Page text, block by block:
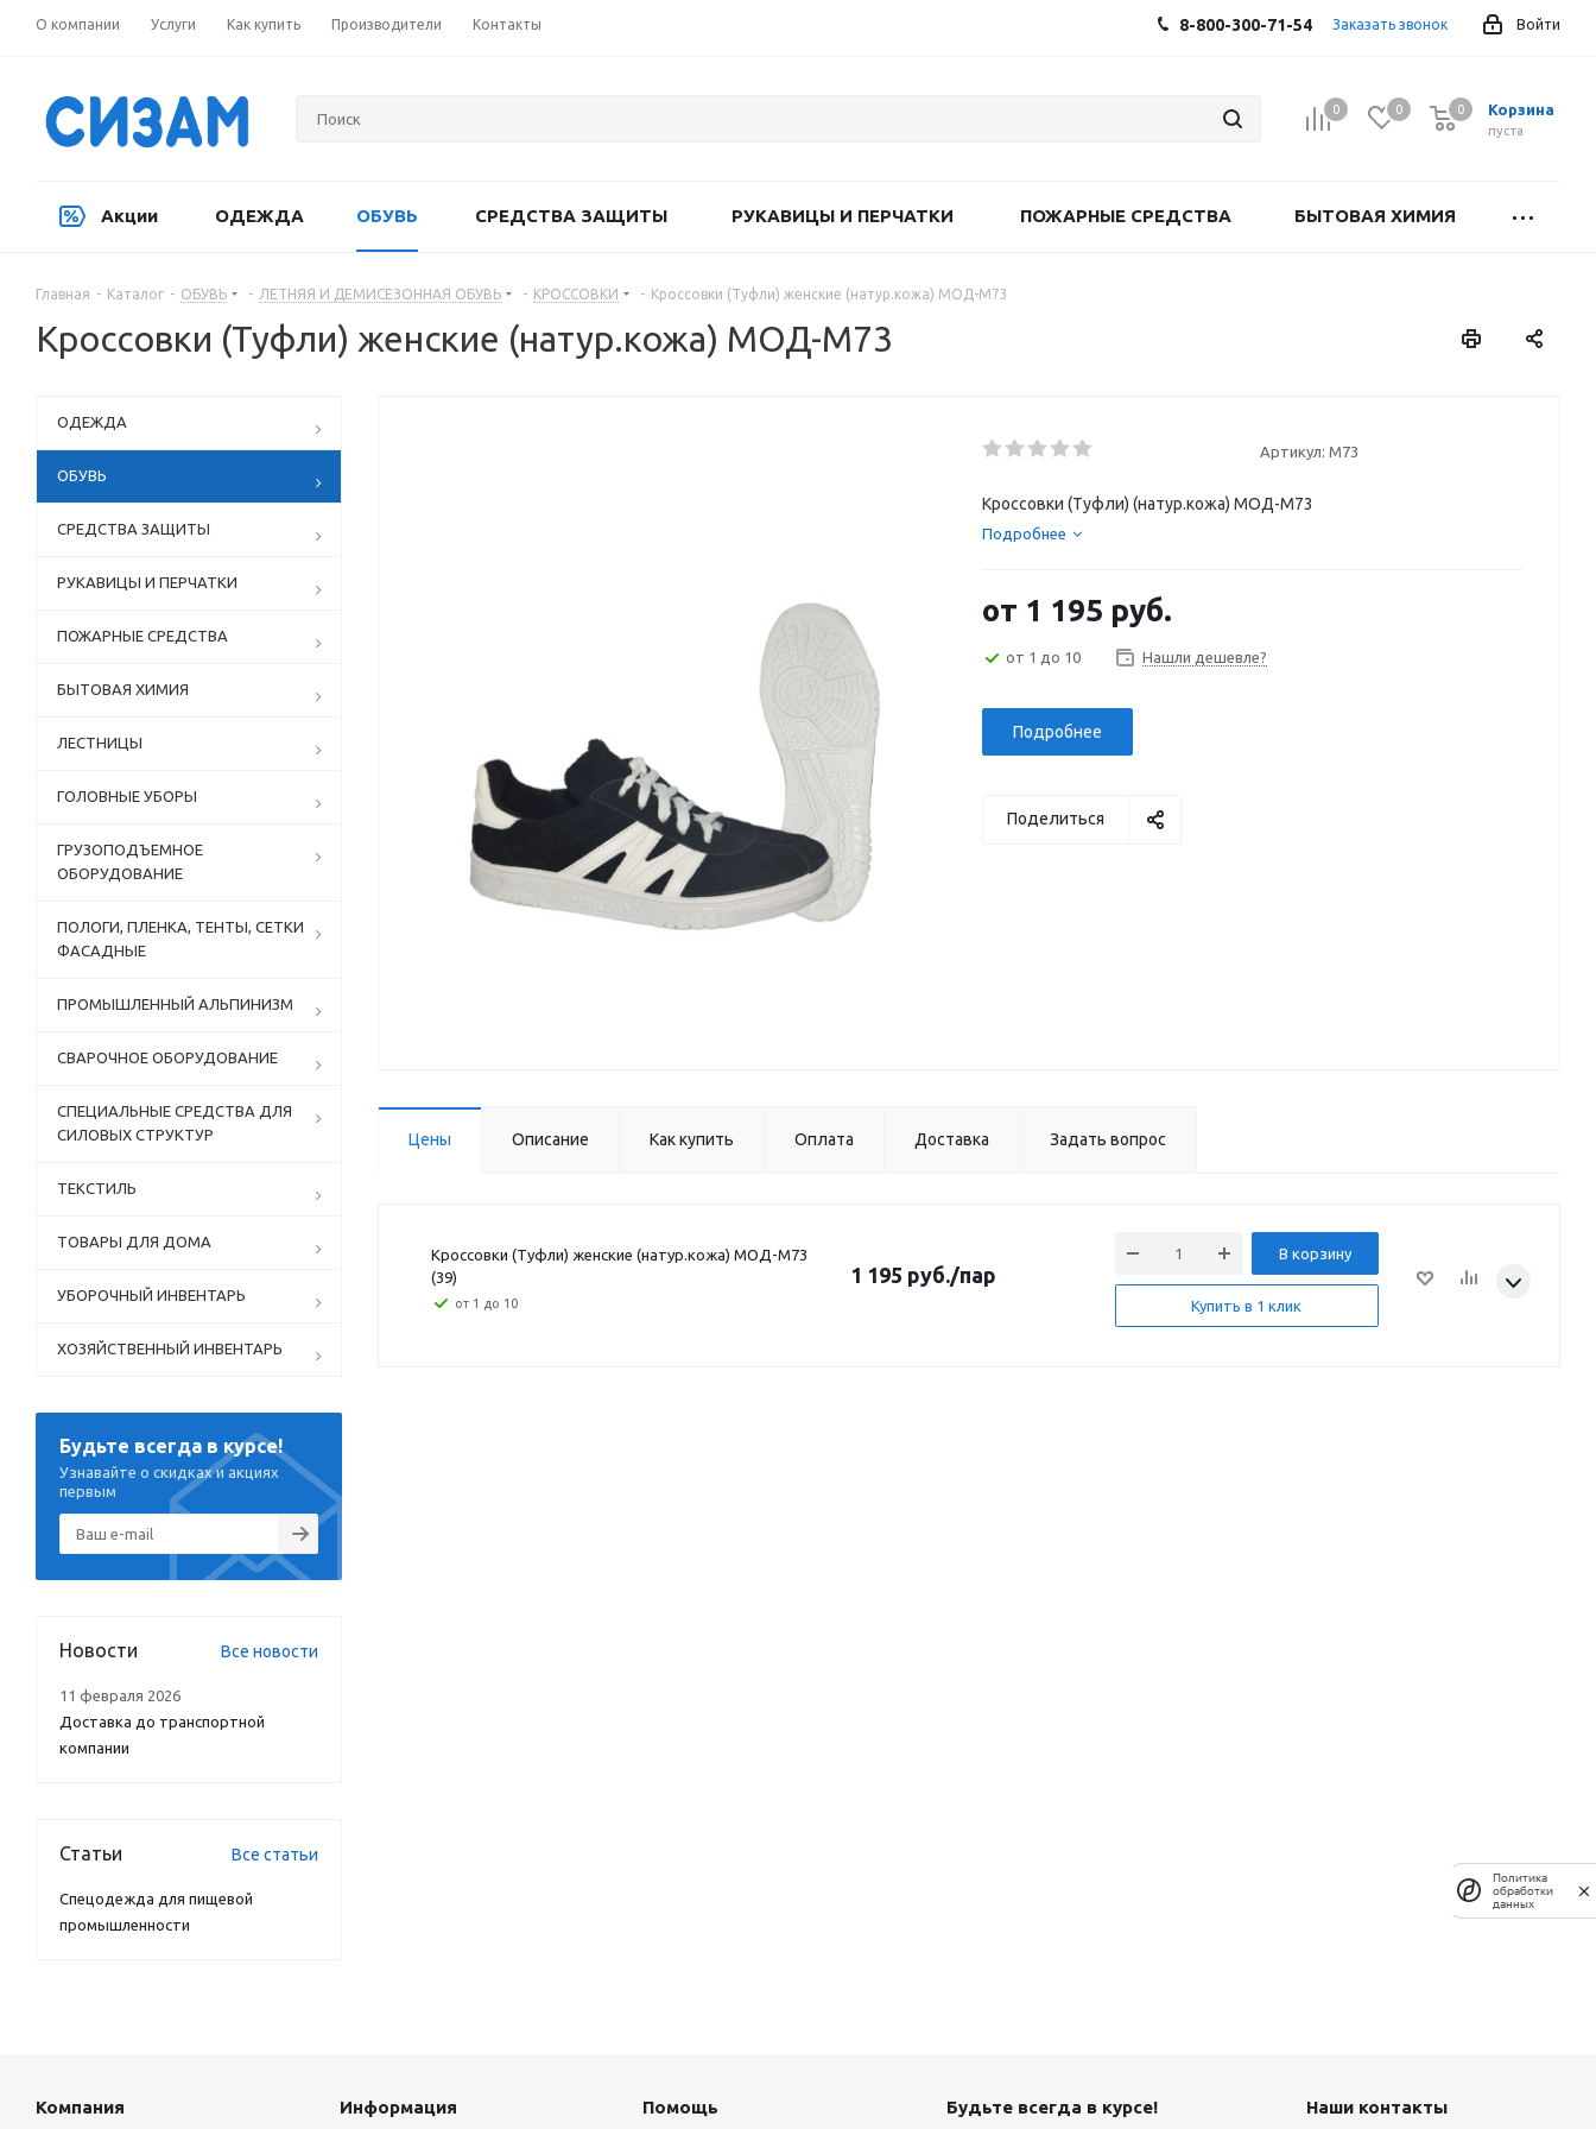
О компании Услуги Как купить Производители Контакты Войти
8-800-300-71-54 Заказать звонок
0 0 Корзина
0
пуста
0
Акции ОДЕЖДА ОБУВЬ СРЕДСТВА ЗАЩИТЫ РУКАВИЦЫ И ПЕРЧАТКИ ПОЖАРНЫЕ СРЕДСТВА БЫТОВАЯ ХИМИЯ
Главная - Каталог - ОБУВЬ - ЛЕТНЯЯ И ДЕМИСЕЗОННАЯ ОБУВЬ - КРОССОВКИ - Кроссовки (Туфли) женские (натур.кожа) МОД-М73
Кроссовки (Туфли) женские (натур.кожа) МОД-М73
Артикул: М73
Кроссовки (Туфли) (натур.кожа) МОД-М73
Подробнее
от 1 195 руб.
от 1 до 10 Нашли дешевле?
Подробнее
Поделиться
Цены Описание Как купить Оплата Доставка Задать вопрос
Кроссовки (Туфли) женские (натур.кожа) МОД-М73
(39)
от 1 до 10
1 195 руб./пар
В корзину
Купить в 1 клик
ОДЕЖДА
ОБУВЬ
СРЕДСТВА ЗАЩИТЫ
РУКАВИЦЫ И ПЕРЧАТКИ
ПОЖАРНЫЕ СРЕДСТВА
БЫТОВАЯ ХИМИЯ
ЛЕСТНИЦЫ
ГОЛОВНЫЕ УБОРЫ
ГРУЗОПОДЪЕМНОЕ
ОБОРУДОВАНИЕ
ПОЛОГИ, ПЛЕНКА, ТЕНТЫ, СЕТКИ
ФАСАДНЫЕ
ПРОМЫШЛЕННЫЙ АЛЬПИНИЗМ
СВАРОЧНОЕ ОБОРУДОВАНИЕ
СПЕЦИАЛЬНЫЕ СРЕДСТВА ДЛЯ
СИЛОВЫХ СТРУКТУР
ТЕКСТИЛЬ
ТОВАРЫ ДЛЯ ДОМА
УБОРОЧНЫЙ ИНВЕНТАРЬ
ХОЗЯЙСТВЕННЫЙ ИНВЕНТАРЬ
Будьте всегда в курсе!
Узнавайте о скидках и акциях
первым
Новости Все новости
11 февраля 2026
Доставка до транспортной
компании
Статьи Все статьи
Спецодежда для пищевой
промышленности
Компания Информация Помощь Будьте всегда в курсе! Наши контакты
Политика
обработки
данных